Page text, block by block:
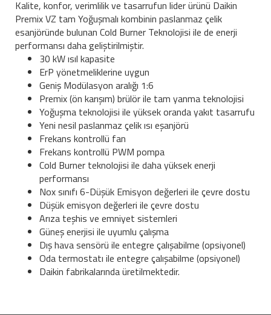
Kalite, konfor, verimlilik ve tasarrufun lider ürünü Daikin
Premix VZ tam Yoğuşmalı kombinin paslanmaz çelik
esanjöründe bulunan Cold Burner Teknolojisi ile de enerji
performansı daha geliştirilmiştir.
30 kW ısıl kapasite
ErP yönetmeliklerine uygun
Geniş Modülasyon aralığı 1:6
Premix (ön karışım) brülör ile tam yanma teknolojisi
Yoğuşma teknolojisi ile yüksek oranda yakıt tasarrufu
Yeni nesil paslanmaz çelik ısı eşanjörü
Frekans kontrollü fan
Frekans kontrollü PWM pompa
Cold Burner teknolojisi ile daha yüksek enerji
performansı
Nox sınıfı 6-Düşük Emisyon değerleri ile çevre dostu
Düşük emisyon değerleri ile çevre dostu
Arıza teşhis ve emniyet sistemleri
Güneş enerjisi ile uyumlu çalışma
Dış hava sensörü ile entegre çalışabilme (opsiyonel)
Oda termostatı ile entegre çalışabilme (opsiyonel)
Daikin fabrikalarında üretilmektedir.